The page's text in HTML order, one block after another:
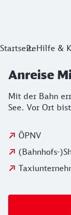
StartseiteHilfe &
Anreise
Mit der Bahn
See. Vor Ort
ÖPNV
(Bahnhofs-